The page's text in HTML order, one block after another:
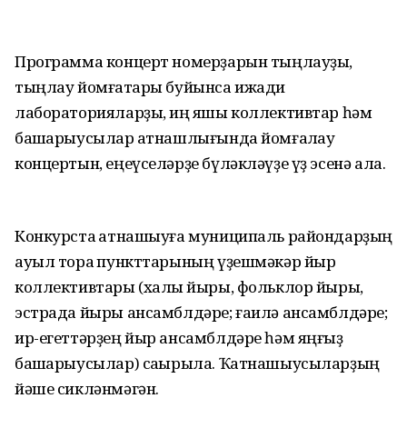
Программа концерт номерҙарын тыңлауҙы,
тыңлау йомғаҡтары буйынса ижади
лабораторияларҙы, иң яҡшы коллективтар һәм
башҡарыусылар ҡатнашлығында йомғаҡлау
концертын, еңеүселәрҙе бүләкләүҙе үҙ эсенә ала.
Конкурста ҡатнашыуға муниципаль райондарҙың
ауыл тораҡ пункттарының үҙешмәкәр йыр
коллективтары (халыҡ йыры, фольклор йыры,
эстрада йыры ансамблдәре; ғаилә ансамблдәре;
ир-егеттәрҙең йыр ансамблдәре һәм яңғыҙ
башҡарыусылар) саҡырыла. Ҡатнашыусыларҙың
йәше сикләнмәгән.